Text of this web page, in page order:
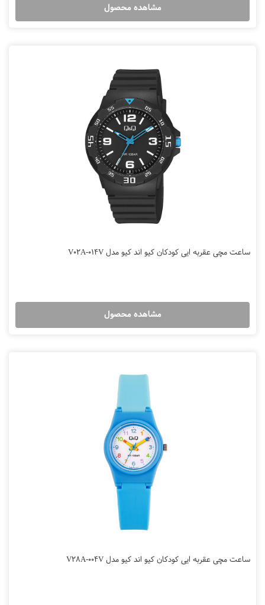
مشاهده محصول
ساعت مچی عقربه ایی کودکان کیو اند کیو مدل V02A-014V
مشاهده محصول
ساعت مچی عقربه ایی کودکان کیو اند کیو مدل V28A-004V